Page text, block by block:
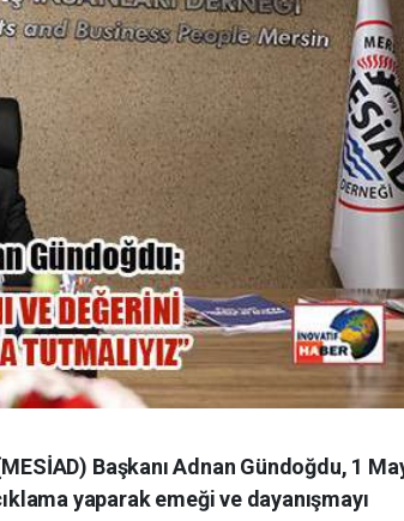
Başkanı Adnan Gündoğdu, 1
yaparak emeği ve dayanışmayı